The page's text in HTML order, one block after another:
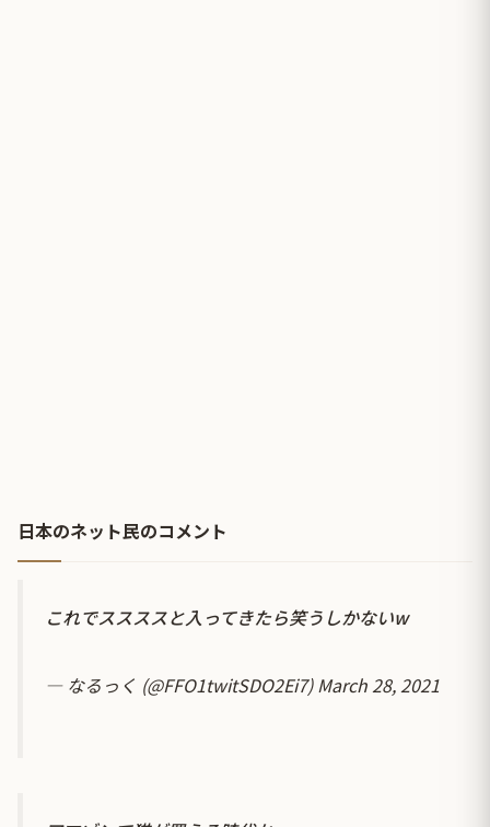
日本のネット民のコメント
これでススススと入ってきたら笑うしかないw
— なるっく (@FFO1twitSDO2Ei7)March 28, 2021